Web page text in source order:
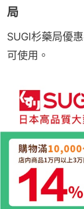
局
SUGI杉藥局優
可使用。